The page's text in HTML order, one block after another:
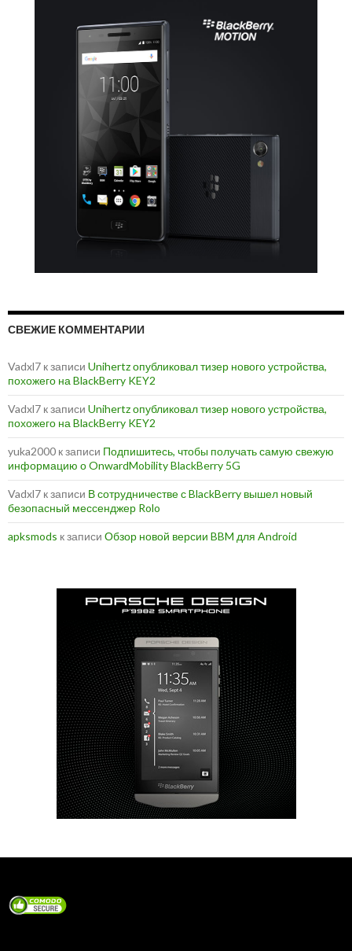
СВЕЖИЕ КОММЕНТАРИИ
Vadxl7 к записи Unihertz опубликовал тизер нового устройства,
похожего на BlackBerry KEY2
Vadxl7 к записи Unihertz опубликовал тизер нового устройства,
похожего на BlackBerry KEY2
yuka2000 к записи Подпишитесь, чтобы получать самую свежую
информацию о OnwardMobility BlackBerry 5G
Vadxl7 к записи В сотрудничестве с BlackBerry вышел новый
безопасный мессенджер Rolo
apksmods к записи Обзор новой версии BBM для Android